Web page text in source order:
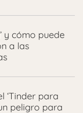
y cómo puede
a las
‘Tinder para
peligro para